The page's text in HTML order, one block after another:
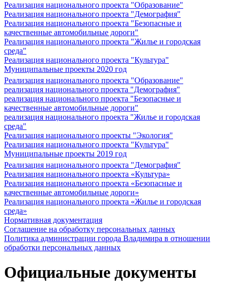
Реализация национального проекта "Образование"
Реализация национального проекта "Демография"
Реализация национального проекта "Безопасные и
качественные автомобильные дороги"
Реализация национального проекта "Жилье и городская
среда"
Реализация национального проекта "Культура"
Муниципальные проекты 2020 год
Реализация национального проекта "Образование"
реализация национального проекта "Демография"
реализация национального проекта "Безопасные и
качественные автомобильные дороги"
реализация национального проекта "Жилье и городская
среда"
Реализация национального проекты "Экология"
Реализация национального проекта "Культура"
Муниципальные проекты 2019 год
Реализация национального проекта "Демография"
Реализация национального проекта «Культура»
Реализация национального проекта «Безопасные и
качественные автомобильные дороги»
Реализация национального проекта «Жилье и городская
среда»
Нормативная документация
Соглашение на обработку персональных данных
Политика администрации города Владимира в отношении
обработки персональных данных
Официальные документы